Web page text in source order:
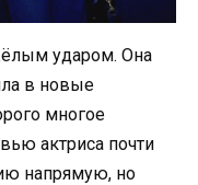
ударом. Она
в новые
многое
актриса почти
напрямую, но